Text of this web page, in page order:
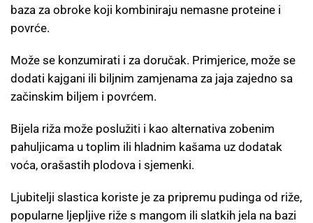
baza za obroke koji kombiniraju nemasne proteine i
povrće.
Može se konzumirati i za doručak. Primjerice, može se
dodati kajgani ili biljnim zamjenama za jaja zajedno sa
začinskim biljem i povrćem.
Bijela riža može poslužiti i kao alternativa zobenim
pahuljicama u toplim ili hladnim kašama uz dodatak
voća, orašastih plodova i sjemenki.
Ljubitelji slastica koriste je za pripremu pudinga od riže,
popularne ljepljive riže s mangom ili slatkih jela na bazi